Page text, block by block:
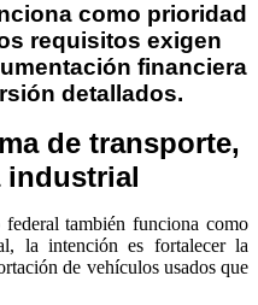
como prioridad
requisitos exigen
financiera
detallados.
de transporte,
industrial
también funciona como
la intención es fortalecer la
de vehículos usados que